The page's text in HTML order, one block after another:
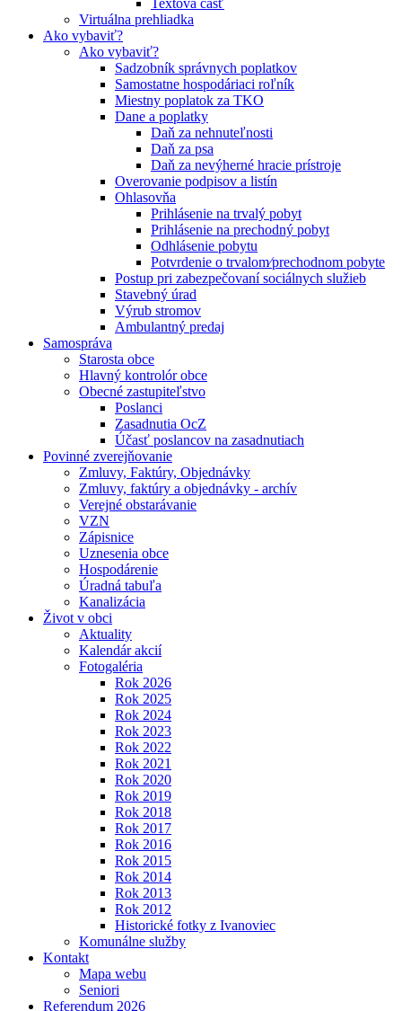
Textová časť
Virtuálna prehliadka
Ako vybaviť?
Ako vybaviť?
Sadzobník správnych poplatkov
Samostatne hospodáriaci roľník
Miestny poplatok za TKO
Dane a poplatky
Daň za nehnuteľnosti
Daň za psa
Daň za nevýherné hracie prístroje
Overovanie podpisov a listín
Ohlasovňa
Prihlásenie na trvalý pobyt
Prihlásenie na prechodný pobyt
Odhlásenie pobytu
Potvrdenie o trvalom⁄prechodnom pobyte
Postup pri zabezpečovaní sociálnych služieb
Stavebný úrad
Výrub stromov
Ambulantný predaj
Samospráva
Starosta obce
Hlavný kontrolór obce
Obecné zastupiteľstvo
Poslanci
Zasadnutia OcZ
Účasť poslancov na zasadnutiach
Povinné zverejňovanie
Zmluvy, Faktúry, Objednávky
Zmluvy, faktúry a objednávky - archív
Verejné obstarávanie
VZN
Zápisnice
Uznesenia obce
Hospodárenie
Úradná tabuľa
Kanalizácia
Život v obci
Aktuality
Kalendár akcií
Fotogaléria
Rok 2026
Rok 2025
Rok 2024
Rok 2023
Rok 2022
Rok 2021
Rok 2020
Rok 2019
Rok 2018
Rok 2017
Rok 2016
Rok 2015
Rok 2014
Rok 2013
Rok 2012
Historické fotky z Ivanoviec
Komunálne služby
Kontakt
Mapa webu
Seniori
Referendum 2026